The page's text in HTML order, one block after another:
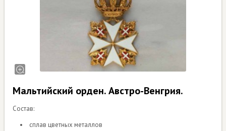
Мальтийский орден. Австро-Венгрия.
Состав:
сплав цветных металлов